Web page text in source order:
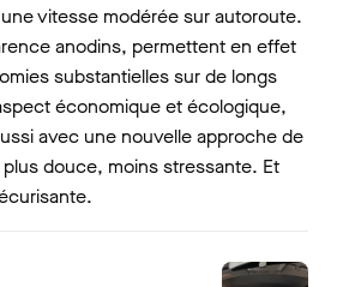
vitesse modérée sur autoroute.
anodins, permettent en effet
substantielles sur de longs
économique et écologique,
avec une nouvelle approche de
douce, moins stressante. Et